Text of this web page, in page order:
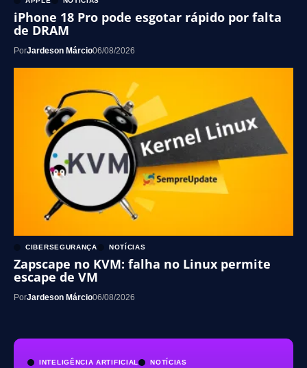
INTELIGÊNCIA ARTIFICIAL NOTÍCIAS
iPhone 18 Pro pode esgotar rápido por falta
de DRAM
PorJardeson Márcio06/08/2026
CIBERSEGURANÇA NOTÍCIAS
Zapscape no KVM: falha no Linux permite
escape de VM
PorJardeson Márcio06/08/2026